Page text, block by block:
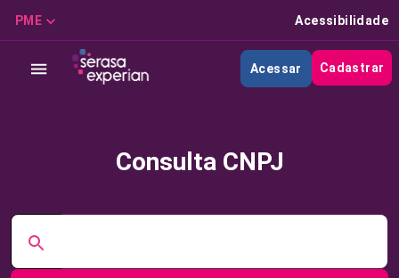
PME Acessibilidade
Acessar Cadastrar
Consulta CNPJ